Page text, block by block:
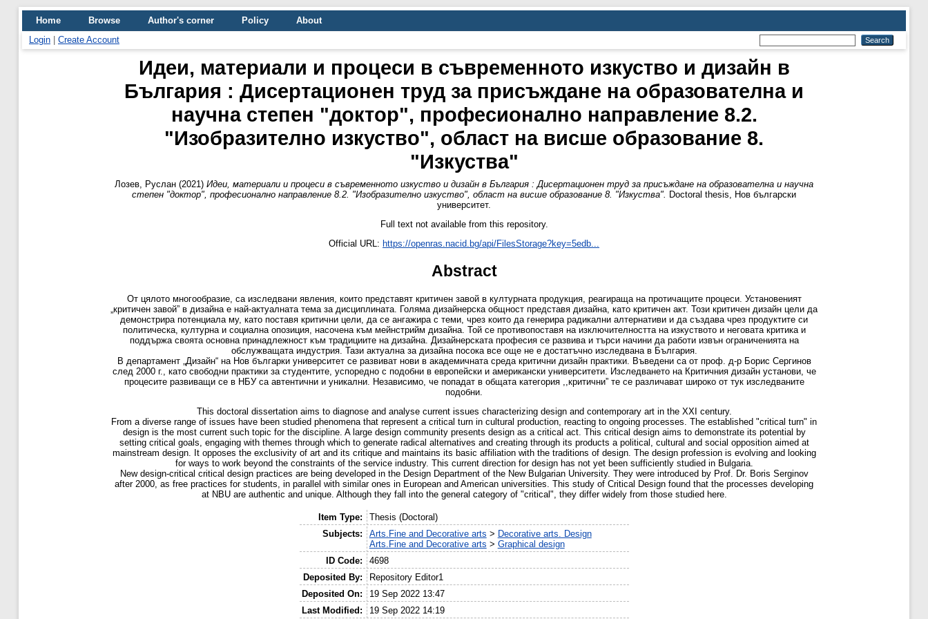
Home Browse Author's corner Policy
About
Login
Create Account
Идеи, материали и процеси в съвременното изкуство и дизайн в
България : Дисертационен труд за присъждане на образователна и
научна степен "доктор", професионално направление 8.2.
"Изобразително изкуство", област на висше образование 8.
"Изкуства"
Лозев, Руслан (2021) Идеи, материали и процеси в съвременното изкуство и дизайн в България : Дисертационен труд за присъждане на образователна и научна
степен "доктор", професионално направление 8.2. "Изобразително изкуство", област на висше образование 8. "Изкуства". Doctoral thesis, Нов български
университет.
Full text not available from this repository.
Official URL: https://openras.nacid.bg/api/FilesStorage?key=5edb...
Abstract
От цялото многообразие, са изследвани явления, които представят критичен завой в културната продукция, реагираща на протичащите процеси. Установеният
„критичен завой” в дизайна е най-актуалната тема за дисциплината. Голяма дизайнерска общност представя дизайна, като критичен акт. Този критичен дизайн цели да
демонстрира потенциала му, като поставя критични цели, да се ангажира с теми, чрез които да генерира радикални алтернативи и да създава чрез продуктите си
политическа, културна и социална опозиция, насочена към мейнстрийм дизайна. Той се противопоставя на изключителността на изкуството и неговата критика и
поддържа своята основна принадлежност към традициите на дизайна. Дизайнерската професия се развива и търси начини да работи извън ограниченията на
обслужващата индустрия. Тази актуална за дизайна посока все още не е достатъчно изследвана в България.
В департамент „Дизайн“ на Нов българки университет се развиват нови в академичната среда критични дизайн практики. Въведени са от проф. д-р Борис Сергинов
след 2000 г., като свободни практики за студентите, успоредно с подобни в европейски и американски университети. Изследването на Критичния дизайн установи, че
процесите развиващи се в НБУ са автентични и уникални. Независимо, че попадат в общата категория ,,критични” те се различават широко от тук изследваните
подобни.
This doctoral dissertation aims to diagnose and analyse current issues characterizing design and contemporary art in the XXI century.
From a diverse range of issues have been studied phenomena that represent a critical turn in cultural production, reacting to ongoing processes. The established "critical turn" in
design is the most current such topic for the discipline. A large design community presents design as a critical act. This critical design aims to demonstrate its potential by
setting critical goals, engaging with themes through which to generate radical alternatives and creating through its products a political, cultural and social opposition aimed at
mainstream design. It opposes the exclusivity of art and its critique and maintains its basic affiliation with the traditions of design. The design profession is evolving and looking
for ways to work beyond the constraints of the service industry. This current direction for design has not yet been sufficiently studied in Bulgaria.
New design-critical critical design practices are being developed in the Design Department of the New Bulgarian University. They were introduced by Prof. Dr. Boris Serginov
after 2000, as free practices for students, in parallel with similar ones in European and American universities. This study of Critical Design found that the processes developing
at NBU are authentic and unique. Although they fall into the general category of "critical", they differ widely from those studied here.
Item Type:
Thesis (Doctoral)
Subjects:
Arts.Fine and Decorative arts > Decorative arts. Design
Arts.Fine and Decorative arts > Graphical design
ID Code:
4698
Deposited By:
Repository Editor1
Deposited On:
19 Sep 2022 13:47
Last Modified:
19 Sep 2022 14:19